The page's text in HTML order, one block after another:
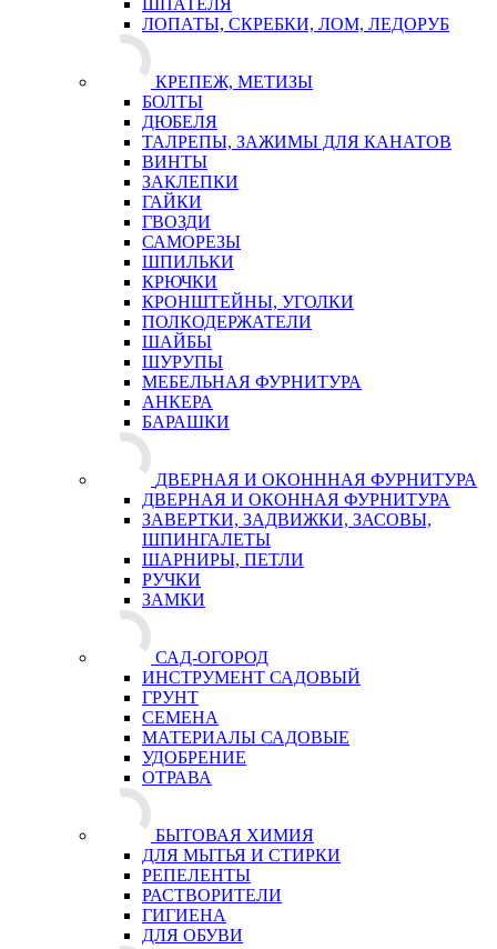
ШПАТЕЛЯ
ЛОПАТЫ, СКРЕБКИ, ЛОМ, ЛЕДОРУБ
КРЕПЕЖ, МЕТИЗЫ
БОЛТЫ
ДЮБЕЛЯ
ТАЛРЕПЫ, ЗАЖИМЫ ДЛЯ КАНАТОВ
ВИНТЫ
ЗАКЛЕПКИ
ГАЙКИ
ГВОЗДИ
САМОРЕЗЫ
ШПИЛЬКИ
КРЮЧКИ
КРОНШТЕЙНЫ, УГОЛКИ
ПОЛКОДЕРЖАТЕЛИ
ШАЙБЫ
ШУРУПЫ
МЕБЕЛЬНАЯ ФУРНИТУРА
АНКЕРА
БАРАШКИ
ДВЕРНАЯ И ОКОНННАЯ ФУРНИТУРА
ДВЕРНАЯ И ОКОННАЯ ФУРНИТУРА
ЗАВЕРТКИ, ЗАДВИЖКИ, ЗАСОВЫ,
ШПИНГАЛЕТЫ
ШАРНИРЫ, ПЕТЛИ
РУЧКИ
ЗАМКИ
САД-ОГОРОД
ИНСТРУМЕНТ САДОВЫЙ
ГРУНТ
СЕМЕНА
МАТЕРИАЛЫ САДОВЫЕ
УДОБРЕНИЕ
ОТРАВА
БЫТОВАЯ ХИМИЯ
ДЛЯ МЫТЬЯ И СТИРКИ
РЕПЕЛЕНТЫ
РАСТВОРИТЕЛИ
ГИГИЕНА
ДЛЯ ОБУВИ